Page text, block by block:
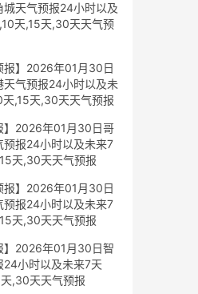
城天气预报24小时以及
天,15天,30天天气预
报】2026年01月30日
天气预报24小时以及未
,15天,30天天气预报
】2026年01月30日哥
预报24小时以及未来7
天,30天天气预报
报】2026年01月30日
预报24小时以及未来7
天,30天天气预报
】2026年01月30日智
24小时以及未来7天
天,30天天气预报